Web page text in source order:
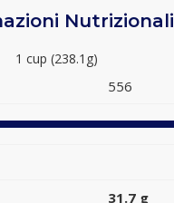
Nutrizionali
1 cup (238.1g)
556
31.7 g